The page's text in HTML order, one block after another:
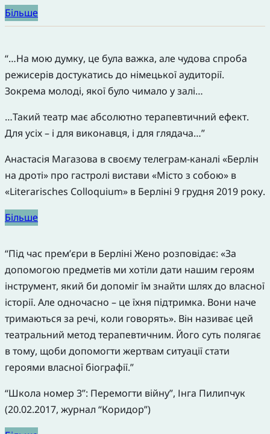
Більше
“…На мою думку, це була важка, але чудова спроба
режисерів достукатись до німецької аудиторії.
Зокрема молоді, якої було чимало у залі…
…Такий театр має абсолютно терапевтичний ефект.
Для усіх – і для виконавця, і для глядача…”
Анастасія Магазова в своєму телеграм-каналі «Берлін
на дроті» про гастролі вистави «Мiсто з собою» в
«Literarisches Colloquium» в Берліні 9 грудня 2019 року.
Більше
“Під час прем’єри в Берліні Жено розповідає: «За
допомогою предметів ми хотіли дати нашим героям
інструмент, який би допоміг їм знайти шлях до власної
історії. Але одночасно – це їхня підтримка. Вони наче
тримаються за речі, коли говорять». Він називає цей
театральний метод терапевтичним. Його суть полягає
в тому, щоби допомогти жертвам ситуації стати
героями власної біографії.”
“Школа номер 3”: Перемогти війну”, Інга Пилипчук
(20.02.2017, журнал “Коридор”)